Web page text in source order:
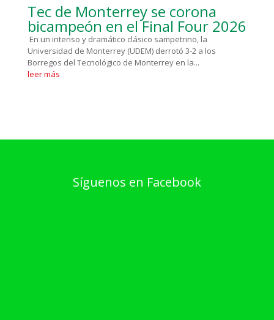
Tec de Monterrey se corona
bicampeón en el Final Four 2026
En un intenso y dramático clásico sampetrino, la
Universidad de Monterrey (UDEM) derrotó 3-2 a los
Borregos del Tecnológico de Monterrey en la...
leer más
Síguenos en Facebook